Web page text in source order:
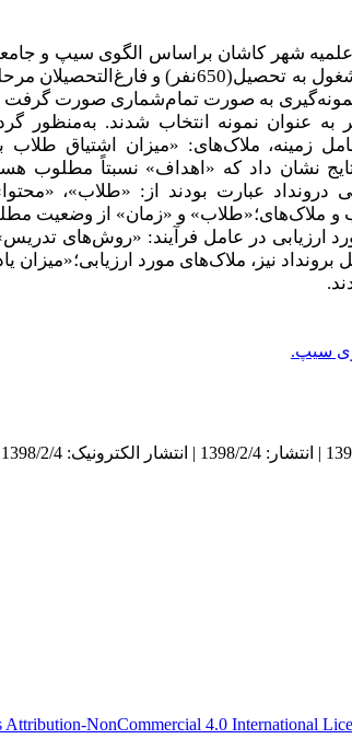
شهر کاشان براساس الگوی سیپ و
گروه، شامل: مسئولین(25نفر)، اساتید(32 نفر)، طلاب مشغول به
نمونه‌گیری به صورت تمام‌شماری صورت
براساس جدول مورگان به ترتیب 242 و 123 نفر به عنوان نمونه انتخاب
زمینه، ملاک‌های: «میزان اشتیاق طلاب
نشان داد که «اهداف» نسبتاً مطلوب
درونداد عبارت بودند از: «طلاب»،
و ملاک‌های؛«طلاب» و «زمان» از وضعیت
ارزیابی در عامل فرآیند: «روش‌های
نیز، ملاک‌های مورد ارزیابی؛«میزان
سیپ.
Attribution-NonCommercial 4.0 International